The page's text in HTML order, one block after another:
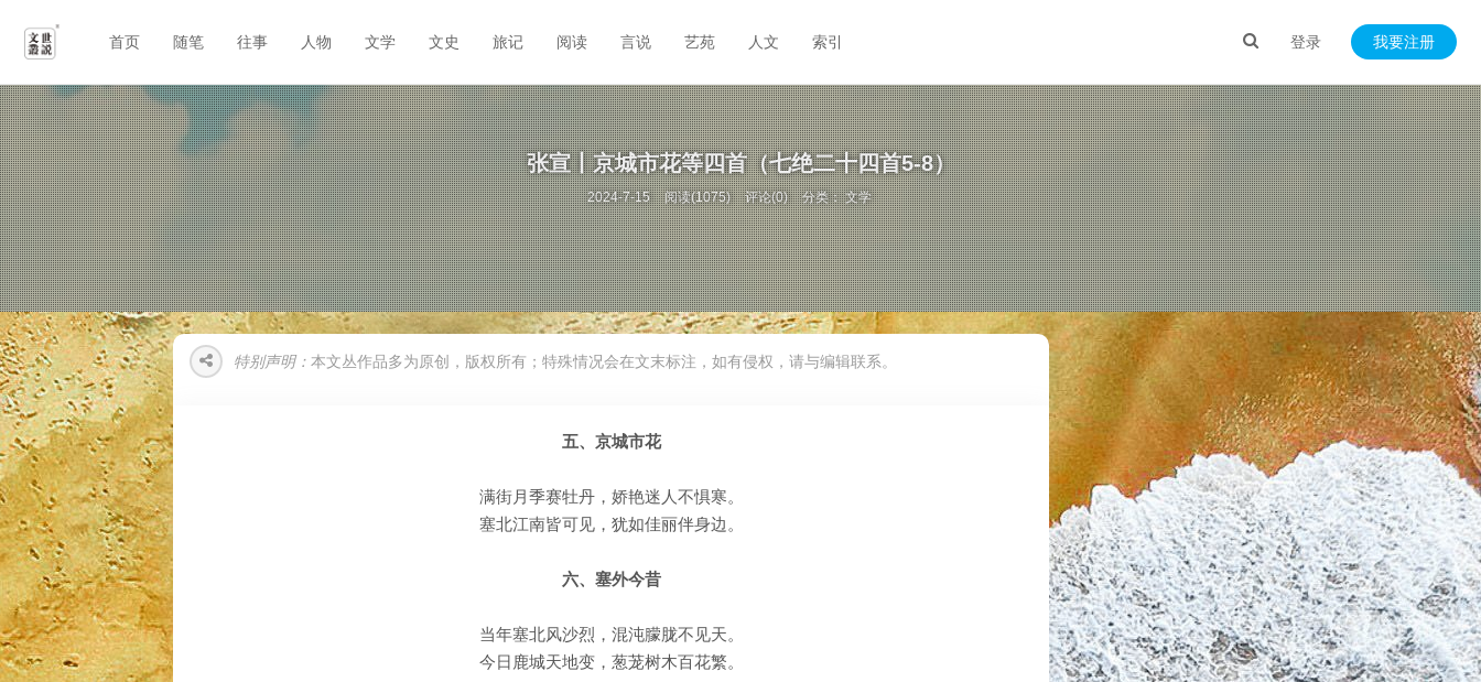
登录 我要注册
首页 随笔 往事 人物 文学 文史 旅记 阅读 言说 艺苑 人文 索引
张宣丨京城市花等四首（七绝二十四首5-8）
2024-7-15 阅读(1075) 评论(0) 分类：文学
特别声明： 本文丛作品多为原创，版权所有；特殊情况会在文末标注，如有侵权，请与编辑联系。
五、京城市花
满街月季赛牡丹，娇艳迷人不惧寒。
塞北江南皆可见，犹如佳丽伴身边。
六、塞外今昔
当年塞北风沙烈，混沌朦胧不见天。
今日鹿城天地变，葱茏树木百花繁。